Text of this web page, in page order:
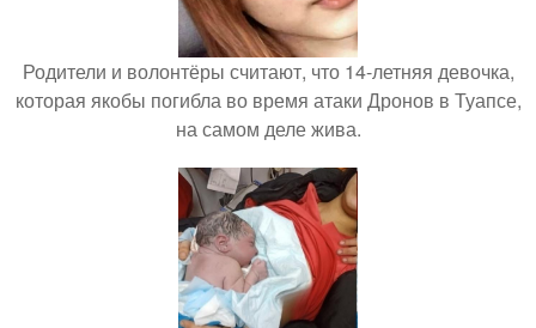
Родители и волонтёры считают, что 14-летняя девочка,
которая якобы погибла во время атаки Дронов в Туапсе,
на самом деле жива.